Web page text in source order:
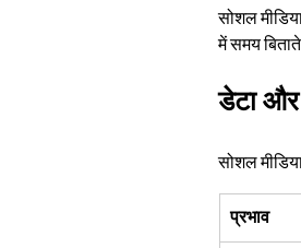
सोशल
में समय
डेटा
सोशल
प्रभाव